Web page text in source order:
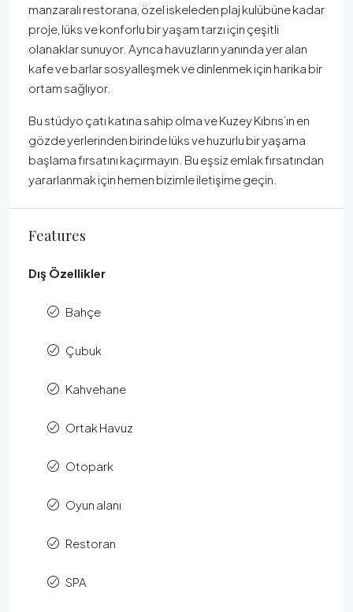
manzaralı restorana, özel iskeleden plaj kulübüne kadar
proje, lüks ve konforlu bir yaşam tarzı için çeşitli
olanaklar sunuyor. Ayrıca havuzların yanında yer alan
kafe ve barlar sosyalleşmek ve dinlenmek için harika bir
ortam sağlıyor.
Bu stüdyo çatı katına sahip olma ve Kuzey Kıbrıs’ın en
gözde yerlerinden birinde lüks ve huzurlu bir yaşama
başlama fırsatını kaçırmayın. Bu eşsiz emlak fırsatından
yararlanmak için hemen bizimle iletişime geçin.
Features
Dış Özellikler
Bahçe
Çubuk
Kahvehane
Ortak Havuz
Otopark
Oyun alanı
Restoran
SPA